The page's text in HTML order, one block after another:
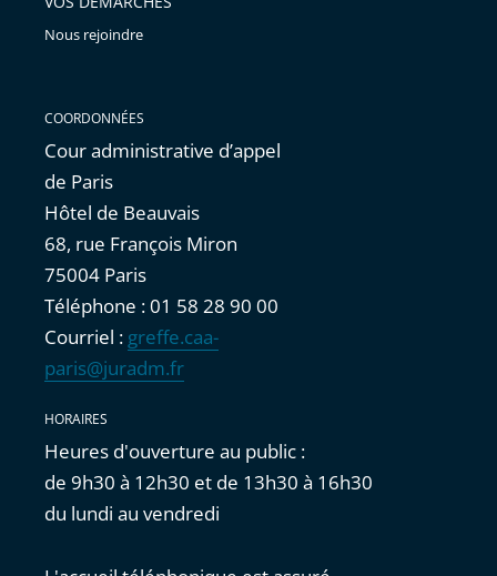
Nous rejoindre
COORDONNÉES
Cour administrative d’appel
de Paris
Hôtel de Beauvais
68, rue François Miron
75004 Paris
Téléphone : 01 58 28 90 00
Courriel : greffe.caa-
paris@juradm.fr
HORAIRES
Heures d'ouverture au public :
de 9h30 à 12h30 et de 13h30 à 16h30
du lundi au vendredi